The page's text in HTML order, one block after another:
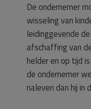
De ondernemer
wisseling van
leidinggevende
afschaffing van
helder en op tijd
de ondernemer
naleven dan hij